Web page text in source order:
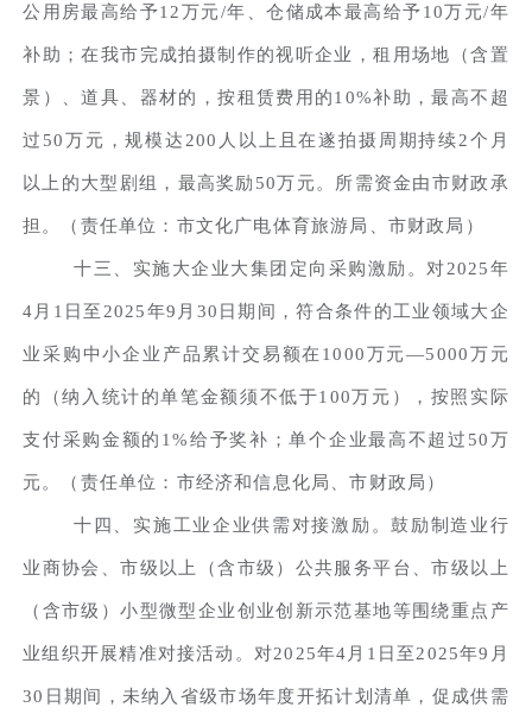
公用房最高给予12万元/年、仓储成本最高给予10万元/年
补助；在我市完成拍摄制作的视听企业，租用场地（含置
景）、道具、器材的，按租赁费用的10%补助，最高不超
过50万元，规模达200人以上且在遂拍摄周期持续2个月
以上的大型剧组，最高奖励50万元。所需资金由市财政承
担。（责任单位：市文化广电体育旅游局、市财政局）
十三、实施大企业大集团定向采购激励。对2025年
4月1日至2025年9月30日期间，符合条件的工业领域大企
业采购中小企业产品累计交易额在1000万元—5000万元
的（纳入统计的单笔金额须不低于100万元），按照实际
支付采购金额的1%给予奖补；单个企业最高不超过50万
元。（责任单位：市经济和信息化局、市财政局）
十四、实施工业企业供需对接激励。鼓励制造业行
业商协会、市级以上（含市级）公共服务平台、市级以上
（含市级）小型微型企业创业创新示范基地等围绕重点产
业组织开展精准对接活动。对2025年4月1日至2025年9月
30日期间，未纳入省级市场年度开拓计划清单，促成供需